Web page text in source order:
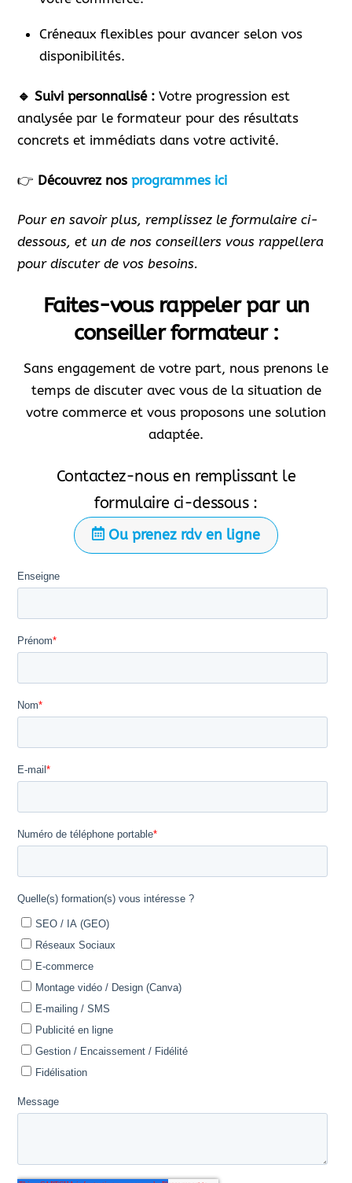
Créneaux flexibles pour avancer selon vos
disponibilités.
🔹 Suivi personnalisé : Votre progression est
analysée par le formateur pour des résultats
concrets et immédiats dans votre activité.
👉 Découvrez nosprogrammes ici
Pour en savoir plus, remplissez le formulaire ci-
dessous, et un de nos conseillers vous rappellera
pour discuter de vos besoins.
Faites-vous rappeler par un
conseiller formateur :
Sans engagement de votre part, nous prenons le
temps de discuter avec vous de la situation de
votre commerce et vous proposons une solution
adaptée.
Contactez-nous en remplissant le
formulaire ci-dessous :
Ou prenez rdv en ligne